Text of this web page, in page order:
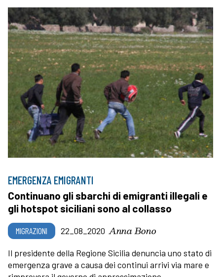
EMERGENZA EMIGRANTI
Continuano gli sbarchi di emigranti illegali e
gli hotspot siciliani sono al collasso
MIGRAZIONI 22_08_2020 Anna Bono
Il presidente della Regione Sicilia denuncia uno stato di
emergenza grave a causa dei continui arrivi via mare e